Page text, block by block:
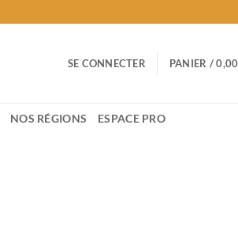
SE CONNECTER PANIER /0,00
NOS RÉGIONS ESPACE PRO